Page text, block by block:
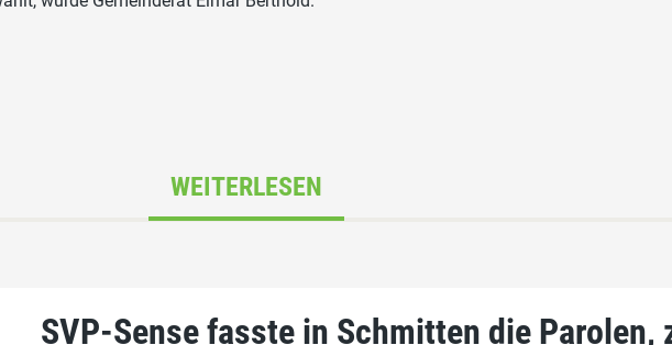
WEITERLESEN
SVP-Sense fasste in Schmitten die Parolen,